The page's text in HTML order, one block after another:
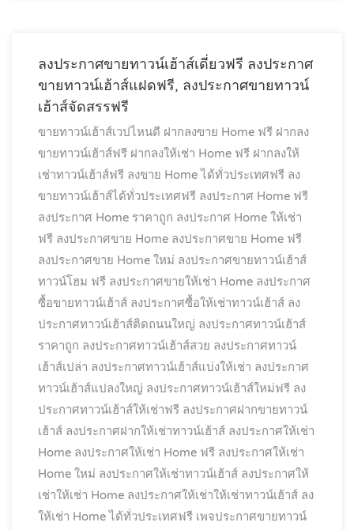
ลงประกาศขายทาวน์เฮ้าส์เดี่ยวฟรี ลงประกาศ
ขายทาวน์เฮ้าส์แฝดฟรี, ลงประกาศขายทาวน์
เฮ้าส์จัดสรรฟรี
ขายทาวน์เฮ้าส์เวปไหนดี ฝากลงขาย Home ฟรี ฝากลง
ขายทาวน์เฮ้าส์ฟรี ฝากลงให้เช่า Home ฟรี ฝากลงให้
เช่าทาวน์เฮ้าส์ฟรี ลงขาย Home ได้ทั่วประเทศฟรี ลง
ขายทาวน์เฮ้าส์ได้ทั่วประเทศฟรี ลงประกาศ Home ฟรี
ลงประกาศ Home ราคาถูก ลงประกาศ Home ให้เช่า
ฟรี ลงประกาศขาย Home ลงประกาศขาย Home ฟรี
ลงประกาศขาย Home ใหม่ ลงประกาศขายทาวน์เฮ้าส์
ทาวน์โฮม ฟรี ลงประกาศขายให้เช่า Home ลงประกาศ
ซื้อขายทาวน์เฮ้าส์ ลงประกาศซื้อให้เช่าทาวน์เฮ้าส์ ลง
ประกาศทาวน์เฮ้าส์ติดถนนใหญ่ ลงประกาศทาวน์เฮ้าส์
ราคาถูก ลงประกาศทาวน์เฮ้าส์สวย ลงประกาศทาวน์
เฮ้าส์เปล่า ลงประกาศทาวน์เฮ้าส์แบ่งให้เช่า ลงประกาศ
ทาวน์เฮ้าส์แปลงใหญ่ ลงประกาศทาวน์เฮ้าส์ใหม่ฟรี ลง
ประกาศทาวน์เฮ้าส์ให้เช่าฟรี ลงประกาศฝากขายทาวน์
เฮ้าส์ ลงประกาศฝากให้เช่าทาวน์เฮ้าส์ ลงประกาศให้เช่า
Home ลงประกาศให้เช่า Home ฟรี ลงประกาศให้เช่า
Home ใหม่ ลงประกาศให้เช่าทาวน์เฮ้าส์ ลงประกาศให้
เช่าให้เช่า Home ลงประกาศให้เช่าให้เช่าทาวน์เฮ้าส์ ลง
ให้เช่า Home ได้ทั่วประเทศฟรี เพจประกาศขายทาวน์